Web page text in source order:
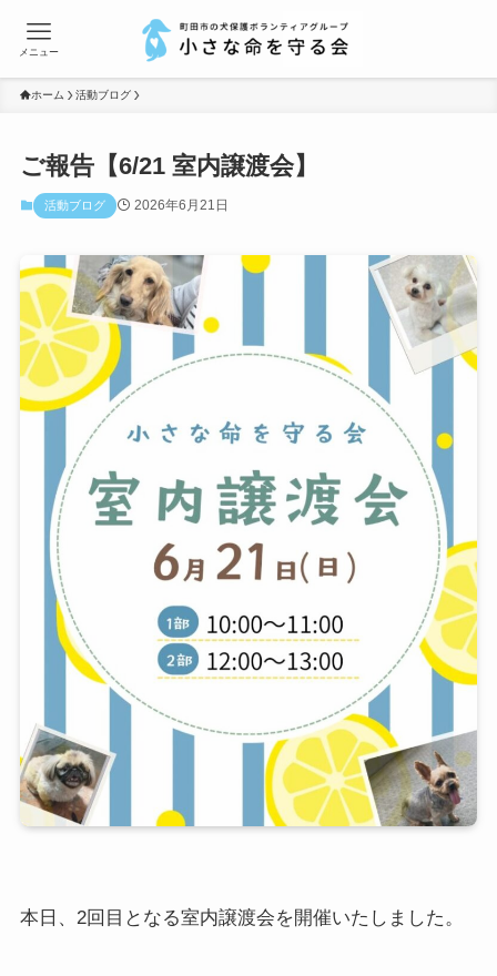
メニュー
ホーム 活動ブログ
ご報告【6/21 室内譲渡会】
活動ブログ 2026年6月21日
本日、2回目となる室内譲渡会を開催いたしました。